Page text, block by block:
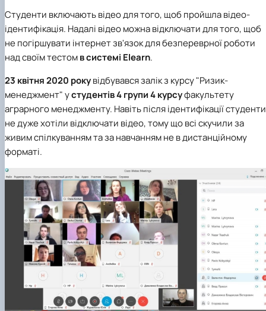
Студенти включають відео для того, щоб пройшла відео-
ідентифікація. Надалі відео можна відключати для того, щоб
не погіршувати інтернет зв'язок для безпереврної роботи
над своїм тестомв системі Elearn.
23 квітня 2020 рокувідбувався залік з курсу "Ризик-
менеджмент" устудентів 4 групи 4 курсуфакультету
аграрного менеджменту. Навіть після ідентифікації студенти
не дуже хотіли відключати відео, тому що всі скучили за
живим спілкуванням та за навчанням не в дистанційному
форматі.